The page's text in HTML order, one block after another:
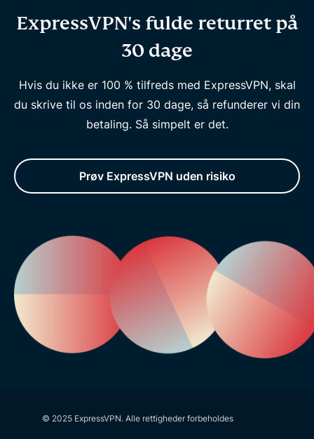
ExpressVPN's fulde returret på
30 dage
Hvis du ikke er 100 % tilfreds med ExpressVPN, skal
du skrive til os inden for 30 dage, så refunderer vi din
betaling. Så simpelt er det.
Prøv ExpressVPN uden risiko
© 2025 ExpressVPN. Alle rettigheder forbeholdes